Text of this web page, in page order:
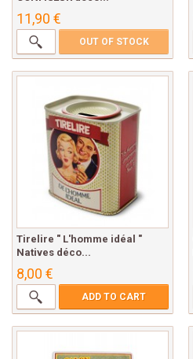
11,90 €
OUT OF STOCK
Tirelire " L'homme idéal "
Natives déco...
8,00 €
ADD TO CART